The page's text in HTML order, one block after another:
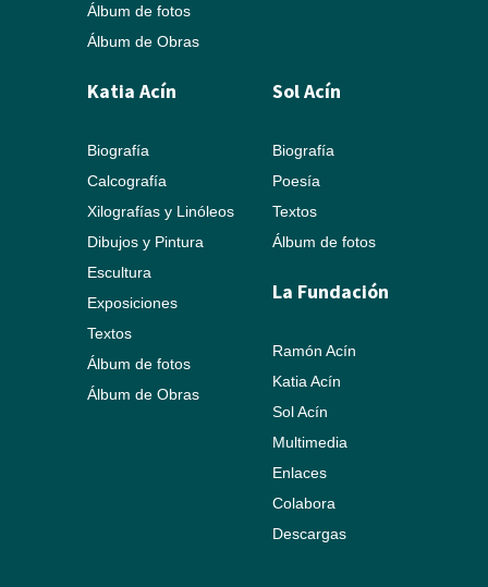
Álbum de fotos
Álbum de Obras
Katia Acín
Biografía
Calcografía
Xilografías y Linóleos
Dibujos y Pintura
Escultura
Exposiciones
Textos
Álbum de fotos
Álbum de Obras
Sol Acín
Biografía
Poesía
Textos
Álbum de fotos
La Fundación
Ramón Acín
Katia Acín
Sol Acín
Multimedia
Enlaces
Colabora
Descargas